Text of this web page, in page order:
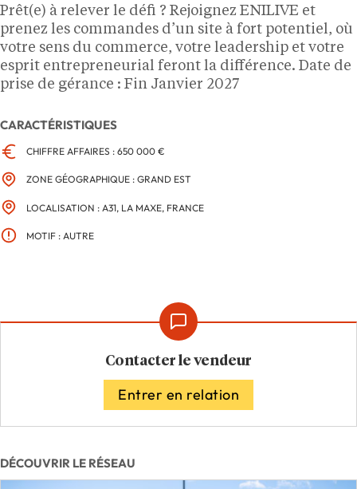
Prêt(e) à relever le défi ? Rejoignez ENILIVE et
prenez les commandes d’un site à fort potentiel, où
votre sens du commerce, votre leadership et votre
esprit entrepreneurial feront la différence. Date de
prise de gérance : Fin Janvier 2027
CARACTÉRISTIQUES
CHIFFRE AFFAIRES : 650 000 €
ZONE GÉOGRAPHIQUE : GRAND EST
LOCALISATION : A31, LA MAXE, FRANCE
MOTIF : AUTRE
Contacter le vendeur
Entrer en relation
DÉCOUVRIR LE RÉSEAU